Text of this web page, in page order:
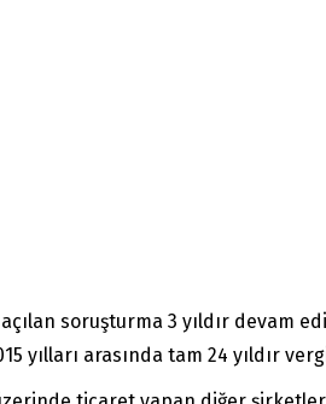
soruşturma 3 yıldır devam
yılları arasında tam 24 yıldır